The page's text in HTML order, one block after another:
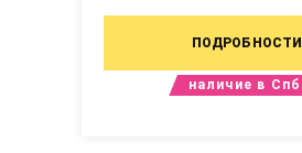
ПОДРОБНОСТИ
наличие в Спб